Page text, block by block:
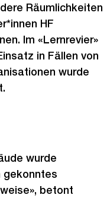
Räumlichkeiten
HF
Im «Lernrevier»
in Fällen von
wurde
wurde
gekonntes
betont